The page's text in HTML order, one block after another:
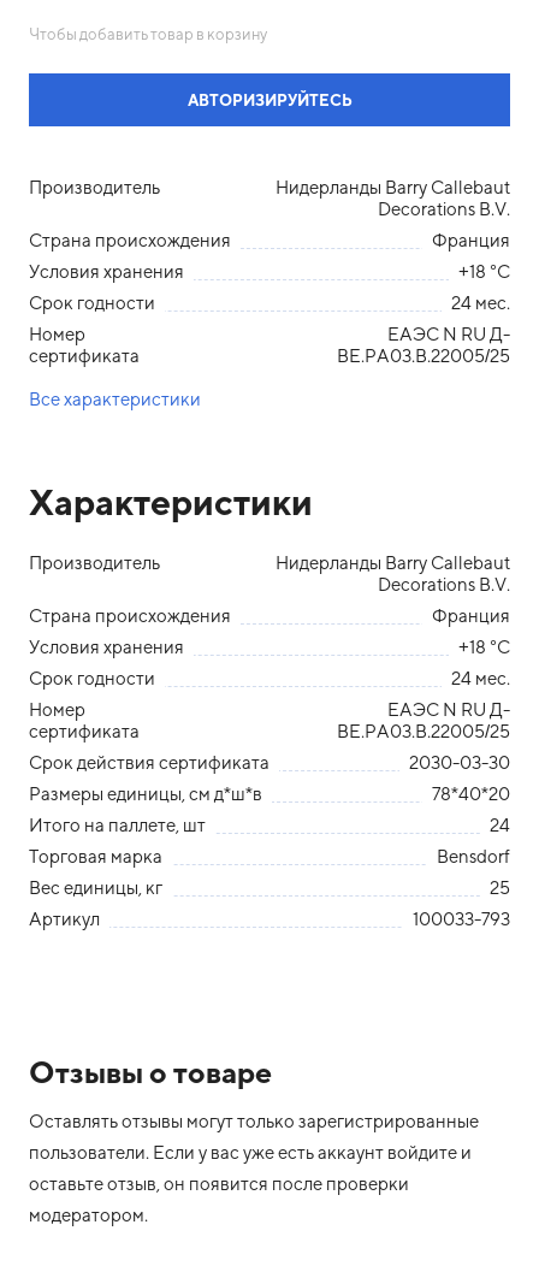
Чтобы добавить товар в корзину
АВТОРИЗИРУЙТЕСЬ
Производитель
Нидерланды Barry Callebaut
Decorations B.V.
Страна происхождения
Франция
Условия хранения
+18 °С
Срок годности
24 мес.
Номер
сертификата
ЕАЭС N RU Д-
BE.РА03.В.22005/25
Все характеристики
Характеристики
Производитель
Нидерланды Barry Callebaut
Decorations B.V.
Страна происхождения
Франция
Условия хранения
+18 °С
Срок годности
24 мес.
Номер
сертификата
ЕАЭС N RU Д-
BE.РА03.В.22005/25
Срок действия сертификата
2030-03-30
Размеры единицы, см д*ш*в
78*40*20
Итого на паллете, шт
24
Торговая марка
Bensdorf
Вес единицы, кг
25
Артикул
100033-793
Отзывы о товаре
Оставлять отзывы могут только зарегистрированные
пользователи. Если у вас уже есть аккаунт войдите и
оставьте отзыв, он появится после проверки
модератором.